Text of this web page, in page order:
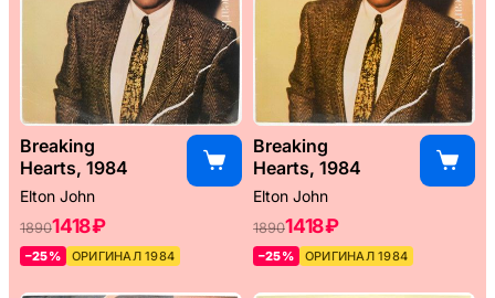
Breaking
Hearts, 1984
Elton John
18901418 ₽
–25% ОРИГИНАЛ 1984
Breaking
Hearts, 1984
Elton John
18901418 ₽
–25% ОРИГИНАЛ 1984